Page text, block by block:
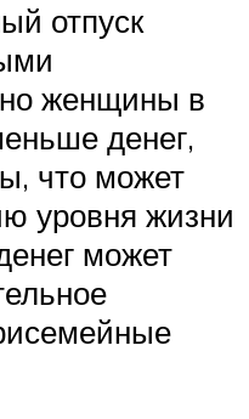
отпуск
женщины в
денег,
что может
уровня жизни
может